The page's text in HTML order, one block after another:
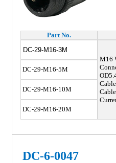
Part No.
DC-29-M16-3M
M16
DC-29-M16-5M
DC-29-M16-10M
DC-29-M16-20M
DC-6-0047